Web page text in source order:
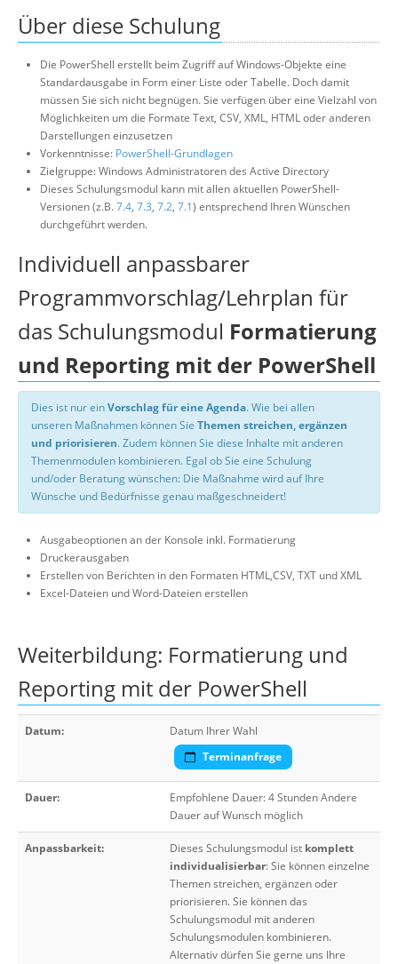
Über diese Schulung
Die PowerShell erstellt beim Zugriff auf Windows-Objekte eine
Standardausgabe in Form einer Liste oder Tabelle. Doch damit
müssen Sie sich nicht begnügen. Sie verfügen über eine Vielzahl von
Möglichkeiten um die Formate Text, CSV, XML, HTML oder anderen
Darstellungen einzusetzen
Vorkenntnisse: PowerShell-Grundlagen
Zielgruppe: Windows Administratoren des Active Directory
Dieses Schulungsmodul kann mit allen aktuellen PowerShell-
Versionen (z.B.7.4, 7.3, 7.2, 7.1) entsprechend Ihren Wünschen
durchgeführt werden.
Individuell anpassbarer
Programmvorschlag/Lehrplan für
das Schulungsmodul Formatierung
und Reporting mit der PowerShell
Dies ist nur einVorschlag für eine Agenda. Wie bei allen
unseren Maßnahmen können Sie Themen streichen, ergänzen
und priorisieren. Zudem können Sie diese Inhalte mit anderen
Themenmodulen kombinieren. Egal ob Sie eine Schulung
und/oder Beratung wünschen: Die Maßnahme wird auf Ihre
Wünsche und Bedürfnisse genau maßgeschneidert!
Ausgabeoptionen an der Konsole inkl. Formatierung
Druckerausgaben
Erstellen von Berichten in den Formaten HTML,CSV, TXT und XML
Excel-Dateien und Word-Dateien erstellen
Weiterbildung: Formatierung und
Reporting mit der PowerShell
Datum:
Datum Ihrer Wahl
Terminanfrage
Dauer:
Empfohlene Dauer: 4 Stunden Andere
Dauer auf Wunsch möglich
Anpassbarkeit: Dieses Schulungsmodul ist komplett
individualisierbar: Sie können einzelne
Themen streichen, ergänzen oder
priorisieren. Sie können das
Schulungsmodul mit anderen
Schulungsmodulen kombinieren.
Alternativ dürfen Sie gerne uns Ihre